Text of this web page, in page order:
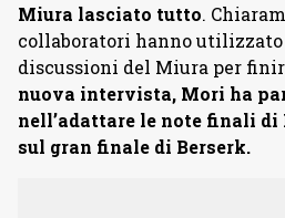
Miura lasciato tutto.
collaboratori hanno
discussioni del Miura per
nuova intervista, Mori ha
nell’adattare le note finali
sul gran finale di Berserk.